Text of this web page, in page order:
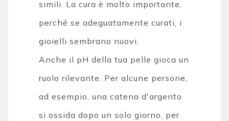
simili. La cura è molto importante,
perché se adeguatamente curati, i
gioielli sembrano nuovi.
Anche il pH della tua pelle gioca un
ruolo rilevante. Per alcune persone,
ad esempio, una catena d'argento
si ossida dopo un solo giorno, per